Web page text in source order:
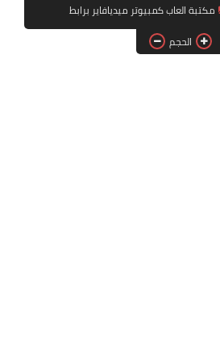
بلايستيشن PS2
مكتبة العاب كمبيوتر ميديافاير برابط
الحجم